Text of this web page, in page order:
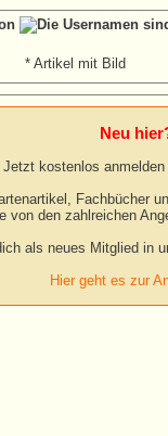
* Artikel mit Bild
Neu
Jetzt kostenlos
Fachbücher
von den zahlreichen
als neues Mitglied in
Hier geht es zur